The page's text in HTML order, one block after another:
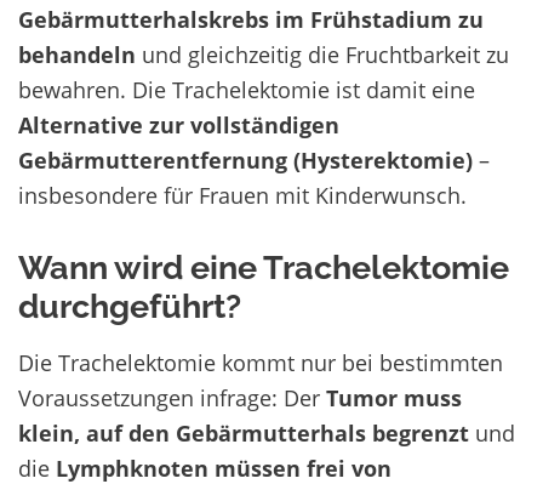
Gebärmutterhalskrebs im Frühstadium zu
behandeln und gleichzeitig die Fruchtbarkeit zu
bewahren. Die Trachelektomie ist damit eine
Alternative zur vollständigen
Gebärmutterentfernung (Hysterektomie) –
insbesondere für Frauen mit Kinderwunsch.
Wann wird eine Trachelektomie
durchgeführt?
Die Trachelektomie kommt nur bei bestimmten
Voraussetzungen infrage: Der Tumor muss
klein, auf den Gebärmutterhals begrenzt und
die Lymphknoten müssen frei von